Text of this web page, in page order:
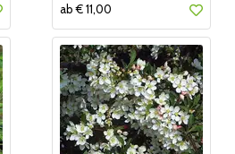
ab € 11,00